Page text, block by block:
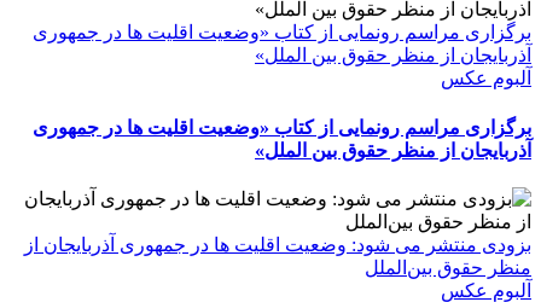
برگزاری مراسم رونمایی از کتاب «وضعیت اقلیت ها در جمهوری
آذربایجان از منظر حقوق بین الملل»
آلبوم عکس
برگزاری مراسم رونمایی از کتاب «وضعیت اقلیت ها در جمهوری
آذربایجان از منظر حقوق بین الملل»
بزودی منتشر می شود: وضعیت اقلیت ها در جمهوری آذربایجان از
منظر حقوق بین‌الملل
آلبوم عکس